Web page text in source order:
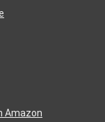
Amazon